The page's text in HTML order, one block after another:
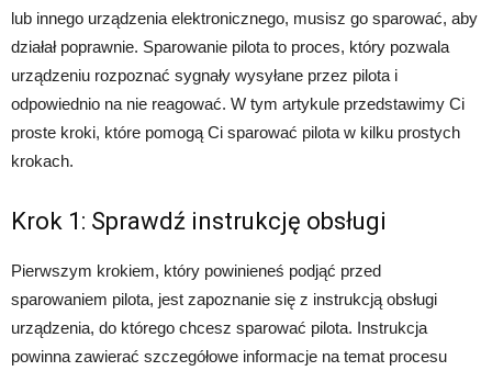
lub innego urządzenia elektronicznego, musisz go sparować, aby
działał poprawnie. Sparowanie pilota to proces, który pozwala
urządzeniu rozpoznać sygnały wysyłane przez pilota i
odpowiednio na nie reagować. W tym artykule przedstawimy Ci
proste kroki, które pomogą Ci sparować pilota w kilku prostych
krokach.
Krok 1: Sprawdź instrukcję obsługi
Pierwszym krokiem, który powinieneś podjąć przed
sparowaniem pilota, jest zapoznanie się z instrukcją obsługi
urządzenia, do którego chcesz sparować pilota. Instrukcja
powinna zawierać szczegółowe informacje na temat procesu